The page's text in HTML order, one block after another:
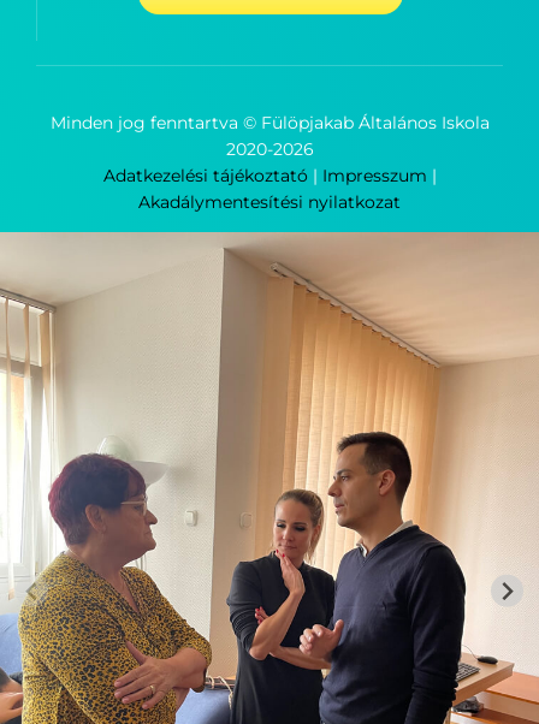
Minden jog fenntartva © Fülöpjakab Általános Iskola
2020-2026
Adatkezelési tájékoztató | Impresszum |
Akadálymentesítési nyilatkozat